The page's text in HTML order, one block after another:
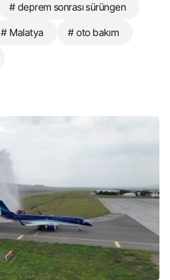
# deprem sonrası sürüngen
# Malatya # oto bakım